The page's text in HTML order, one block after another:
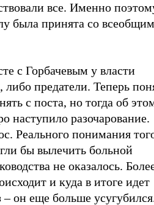
все. Именно
была принята со всеобщим
с Горбачевым у власти
предатели. Теперь
с поста, но тогда об
наступило разочарование.
Реального понимания
бы вылечить больной
не оказалось.
и куда в итоге идет
– он еще больше